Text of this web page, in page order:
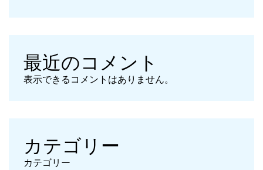
最近のコメント
表示できるコメントはありません。
カテゴリー
カテゴリー